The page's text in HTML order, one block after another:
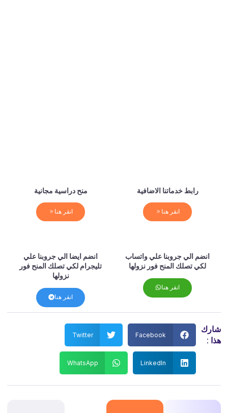
رابط خدماتنا الاضافية
انقر هنا
منح دراسية مجانية
انقر هنا
انضم الي جروبنا علي واتساب
لكي تصلك المنح فور نزولها
انقر هنا
انضم ايضا الي جروبنا علي
تليجرام لكي تصلك المنح فور
نزولها
انقر هنا
:
Facebook
Twitter
LinkedIn
WhatsApp